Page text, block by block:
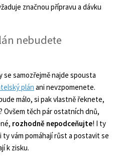
značnou přípravu a dávku
nebudete
samozřejmě najde spousta
plán ani nevzpomenete.
málo, si pak vlastně řeknete,
Ovšem těch pár ostatních dnů,
rozhodně nepodceňujte! I ty
ty vám pomáhají růst a postavit se
k zisku.